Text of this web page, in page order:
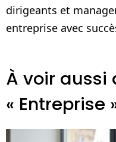
dirigeants et
entreprise avec
À voir aussi
« Entreprise